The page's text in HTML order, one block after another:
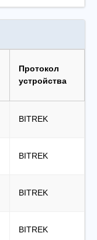
Протокол
устройства
BITREK
BITREK
BITREK
BITREK